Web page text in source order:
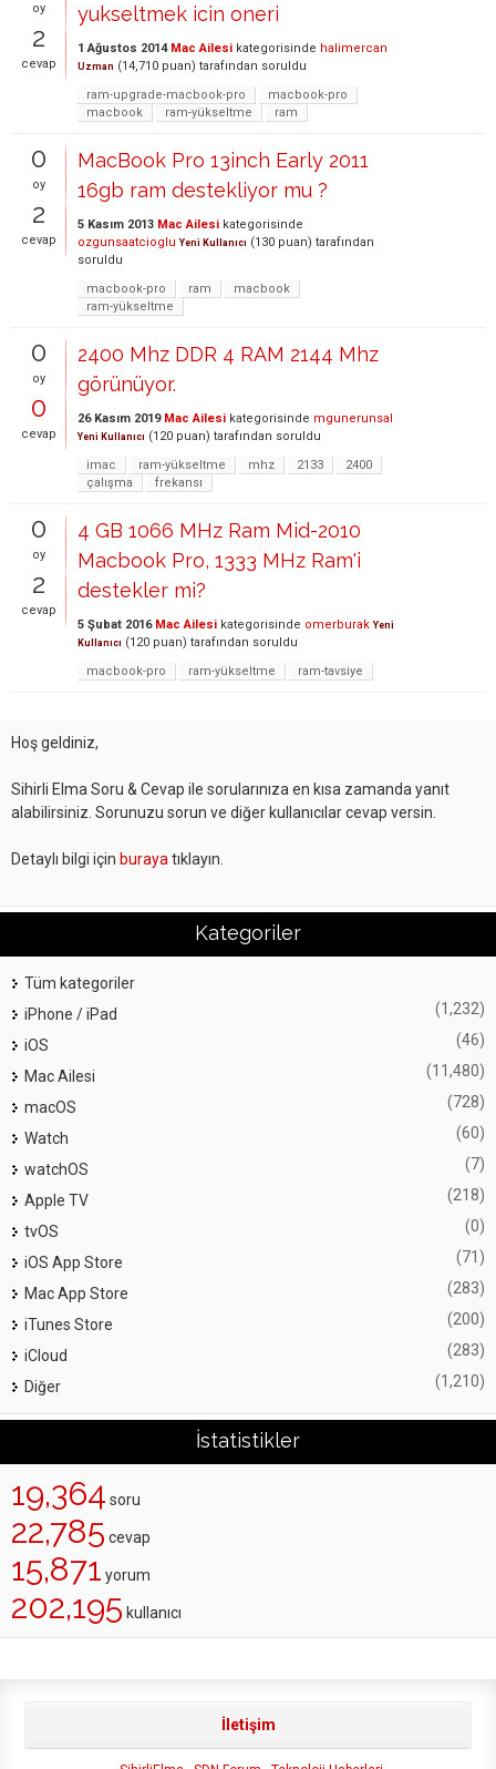
oy
2
cevap
yukseltmek icin oneri
1 Ağustos 2014 Mac Ailesi kategorisinde halimercan
Uzman (14,710 puan) tarafından soruldu
ram-upgrade-macbook-pro
macbook-pro
macbook
ram-yükseltme ram
0
oy
2
cevap
MacBook Pro 13inch Early 2011
16gb ram destekliyor mu ?
5 Kasım 2013 Mac Ailesi kategorisinde
ozgunsaatcioglu Yeni Kullanıcı (130 puan) tarafından
soruldu
macbook-pro
ram
macbook
ram-yükseltme
0
oy
0
cevap
2400 Mhz DDR 4 RAM 2144 Mhz
görünüyor.
26 Kasım 2019 Mac Ailesi kategorisinde mgunerunsal
Yeni Kullanıcı (120 puan) tarafından soruldu
imac
ram-yükseltme mhz 2133
2400
çalışma
frekansı
0
oy
2
cevap
4 GB 1066 MHz Ram Mid-2010
Macbook Pro, 1333 MHz Ram'i
destekler mi?
5 Şubat 2016 Mac Ailesi kategorisinde omerburak Yeni
Kullanıcı (120 puan) tarafından soruldu
macbook-pro
ram-yükseltme ram-tavsiye
Hoş geldiniz,
Sihirli Elma Soru & Cevap ile sorularınıza en kısa zamanda yanıt
alabilirsiniz. Sorunuzu sorun ve diğer kullanıcılar cevap versin.
Detaylı bilgi için buraya tıklayın.
Kategoriler
Tüm kategoriler
iPhone / iPad
(1,232)
iOS (46)
Mac Ailesi (11,480)
macOS (728)
Watch (60)
watchOS (7)
Apple TV (218)
tvOS (0)
iOS App Store (71)
Mac App Store (283)
iTunes Store (200)
iCloud (283)
Diğer (1,210)
İstatistikler
19,364 soru
22,785 cevap
15,871 yorum
202,195 kullanıcı
İletişim